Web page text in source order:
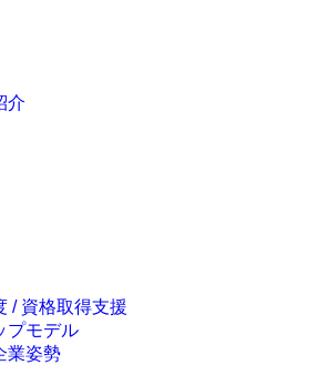
介
/ 資格取得支援
プモデル
業姿勢